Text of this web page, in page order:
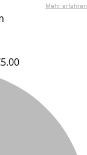
Mehr erfahren